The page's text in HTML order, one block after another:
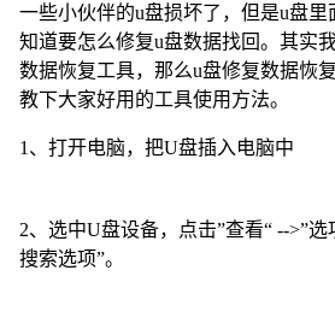
一些小伙伴的u盘损坏了，但是u盘
知道要怎么修复u盘数据找回。其实
数据恢复工具，那么u盘修复数据恢
教下大家好用的工具使用方法。
1、打开电脑，把U盘插入电脑中
2、选中U盘设备，点击”查看“ -->”选
搜索选项”。